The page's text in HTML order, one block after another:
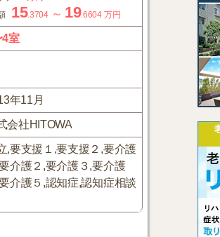
15.3704～ 19.6604 万円
4室
年11月
会社HITOWA
,要支援１,要支援２,要介護
介護２,要介護３,要介護
介護５,認知症,認知症相談